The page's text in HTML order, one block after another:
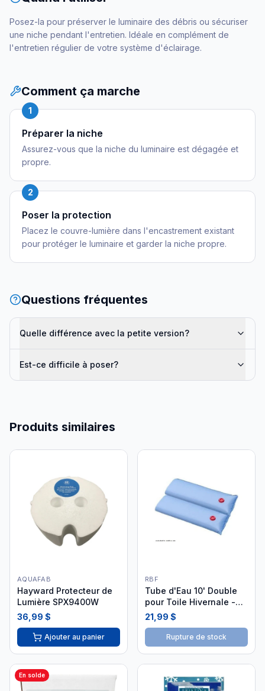
Posez-la pour préserver le luminaire des débris ou sécuriser
une niche pendant l'entretien. Idéale en complément de
l'entretien régulier de votre système d'éclairage.
Comment ça marche
1
Préparer la niche
Assurez-vous que la niche du luminaire est dégagée et
propre.
2
Poser la protection
Placez le couvre-lumière dans l'encastrement existant
pour protéger le luminaire et garder la niche propre.
Questions fréquentes
Quelle différence avec la petite version?
Est-ce difficile à poser?
Produits similaires
AQUAFAB
Hayward Protecteur de
Lumière SPX9400W
36,99 $
Ajouter au panier
RBF
Tube d'Eau 10' Double
pour Toile Hivernale -
25ph3051
21,99 $
Rupture de stock
En solde